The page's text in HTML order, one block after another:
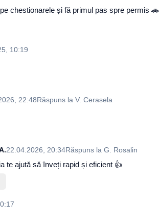
chestionarele și fă primul pas spre permis 🚗
10:19
22:48Răspuns la V. Cerasela
22.04.2026, 20:34Răspuns la G. Rosalin
te ajută să înveți rapid și eficient 👍